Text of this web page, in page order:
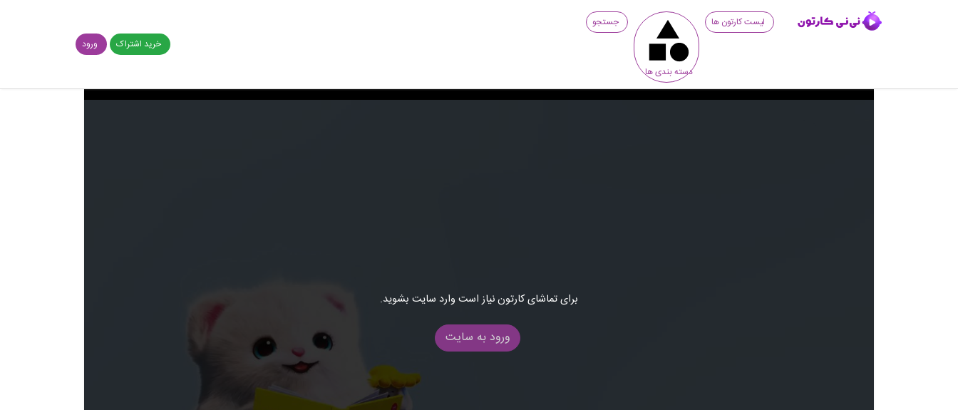
لیست کارتون ها
دسته بندی ها
جستجو
خرید اشتراک
ورود
برای تماشای کارتون نیاز است وارد سایت بشوید.
ورود به سایت